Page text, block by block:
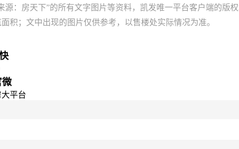
源：房天下”的所有文字图片等资料，凯发唯一平台客户端的版
积；文中出现的图片仅供参考，以售楼处实际情况为准。
微
平台